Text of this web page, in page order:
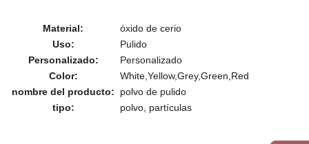
Material:
óxido de cerio
Uso:
Pulido
Personalizado:
Personalizado
Color:
White,Yellow,Grey,Green,Red
nombre del producto:
polvo de pulido
tipo:
polvo, partículas